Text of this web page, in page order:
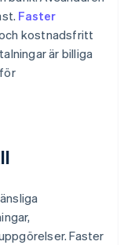
Faster
kostnadsfritt
är billiga
Faster